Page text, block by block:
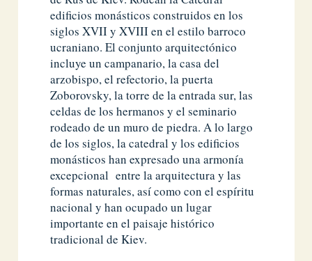
edificios monásticos construidos en los
siglos XVII y XVIII en el estilo barroco
ucraniano. El conjunto arquitectónico
incluye un campanario, la casa del
arzobispo, el refectorio, la puerta
Zoborovsky, la torre de la entrada sur, las
celdas de los hermanos y el seminario
rodeado de un muro de piedra. A lo largo
de los siglos, la catedral y los edificios
monásticos han expresado una armonía
excepcional entre la arquitectura y las
formas naturales, así como con el espíritu
nacional y han ocupado un lugar
importante en el paisaje histórico
tradicional de Kiev.